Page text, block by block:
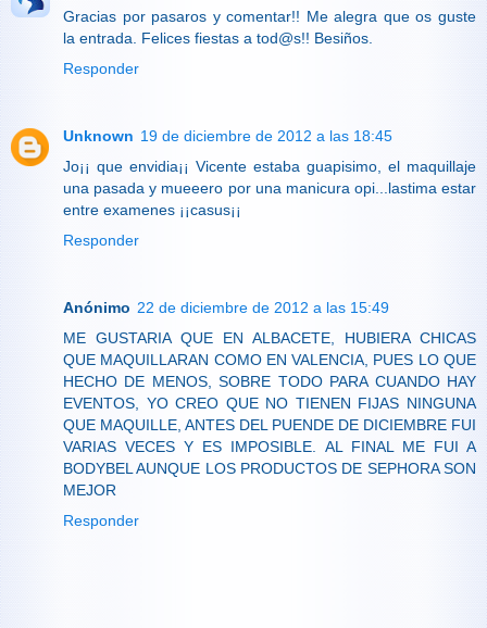
Gracias por pasaros y comentar!! Me alegra que os guste
la entrada. Felices fiestas a tod@s!! Besiños.
Responder
Unknown 19 de diciembre de 2012 a las 18:45
Jo¡¡ que envidia¡¡ Vicente estaba guapisimo, el maquillaje
una pasada y mueeero por una manicura opi...lastima estar
entre examenes ¡¡casus¡¡
Responder
Anónimo 22 de diciembre de 2012 a las 15:49
ME GUSTARIA QUE EN ALBACETE, HUBIERA CHICAS
QUE MAQUILLARAN COMO EN VALENCIA, PUES LO QUE
HECHO DE MENOS, SOBRE TODO PARA CUANDO HAY
EVENTOS, YO CREO QUE NO TIENEN FIJAS NINGUNA
QUE MAQUILLE, ANTES DEL PUENDE DE DICIEMBRE FUI
VARIAS VECES Y ES IMPOSIBLE. AL FINAL ME FUI A
BODYBEL AUNQUE LOS PRODUCTOS DE SEPHORA SON
MEJOR
Responder